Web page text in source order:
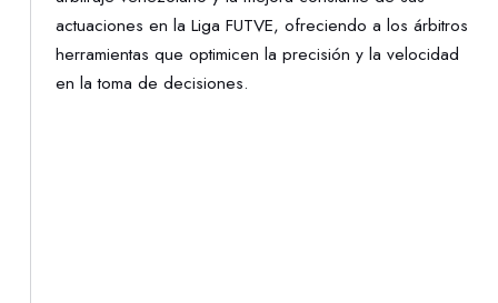
actuaciones en la Liga FUTVE, ofreciendo a los árbitros
herramientas que optimicen la precisión y la velocidad
en la toma de decisiones.